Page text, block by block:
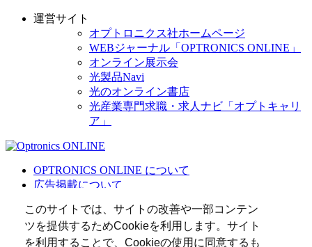
このサイトでは、サイトの改善や一部コンテン
ツを提供するためCookieを利用します。サイト
を利用することで、Cookieの使用に同意するも
運営サイト
オプトロニクス社ホームページ
WEBジャーナル「OPTRONICS ONLINE」
オンライン展示会
光製品Navi
光のオンライン書店
光産業専門求職・求人ナビ「オプトキャリ
ア」
OPTRONICS ONLINE について
広告掲載について
個人情報
光関連リンク集